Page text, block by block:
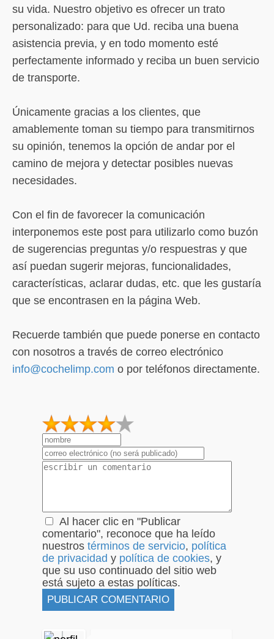
su vida. Nuestro objetivo es ofrecer un trato
personalizado: para que Ud. reciba una buena
asistencia previa, y en todo momento esté
perfectamente informado y reciba un buen servicio
de transporte.
Únicamente gracias a los clientes, que
amablemente toman su tiempo para transmitirnos
su opinión, tenemos la opción de andar por el
camino de mejora y detectar posibles nuevas
necesidades.
Con el fin de favorecer la comunicación
interponemos este post para utilizarlo como buzón
de sugerencias preguntas y/o respuestras y que
así puedan sugerir mejoras, funcionalidades,
características, aclarar dudas, etc. que les gustaría
que se encontrasen en la página Web.
Recuerde también que puede ponerse en contacto
con nosotros a través de correo electrónico
info@cochelimp.com o por teléfonos directamente.
2
1
Al hacer clic en "Publicar
comentario", reconoce que ha leído
nuestros términos de servicio, política
de privacidad y política de cookies, y
que su uso continuado del sitio web
está sujeto a estas políticas.